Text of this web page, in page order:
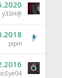
y33H@
pipin